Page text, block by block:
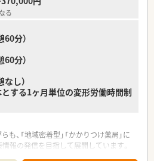
配属も行われる店舗のため、教育体制が
え合い助け合う文化が根付いています。
積極的に導入しており、人的ミスを未然
心して業務に集中できる環境です。
代のスタッフが活躍しており、大手な
着のアットホームな雰囲気が融合して
る
60分）
60分）
なし）
する1ヶ月単位の変形労働時間制
、「地域密着型」「かかりつけ薬局」に
報の発信を目指して展開しています。